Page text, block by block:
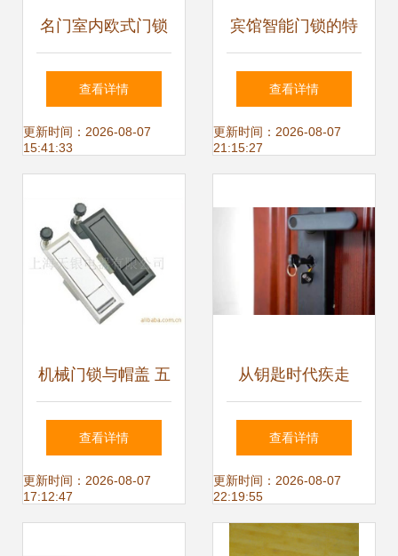
名门室内欧式门锁
返利解析 选对机械
门锁，省心又省钱
查看详情
更新时间：2026-08-07
15:41:33
宾馆智能门锁的特
点有哪些
查看详情
更新时间：2026-08-07
21:15:27
机械门锁与帽盖 五
金配件的精密协作
与批发供应解析
查看详情
更新时间：2026-08-07
17:12:47
从钥匙时代疾走
——我的第一把智
能锁观后感
查看详情
更新时间：2026-08-07
22:19:55